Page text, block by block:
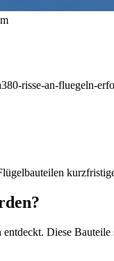
risse-an-fluegeln-
Diese